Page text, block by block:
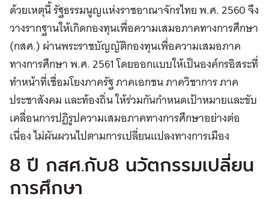
ด้วยเหตุนี้ รัฐธรรมนูญแห่งราชอาณาจักรไทย พ.ศ. 2560 จึง
วางรากฐานให้เกิดกองทุนเพื่อความเสมอภาคทางการศึกษา
(กสศ.) ผ่านพระราชบัญญัติกองทุนเพื่อความเสมอภาค
ทางการศึกษา พ.ศ. 2561 โดยออกแบบให้เป็นองค์กรอิสระที่
ทำหน้าที่เชื่อมโยงภาครัฐ ภาคเอกชน ภาควิชาการ ภาค
ประชาสังคม และท้องถิ่น ให้ร่วมกันกำหนดเป้าหมายและขับ
เคลื่อนการปฏิรูปความเสมอภาคทางการศึกษาอย่างต่อ
เนื่อง ไม่ผันผวนไปตามการเปลี่ยนแปลงทางการเมือง
8 ปี กสศ.กับ8 นวัตกรรมเปลี่ยน
การศึกษา